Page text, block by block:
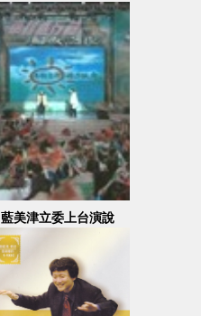
藍美津立委上台演說